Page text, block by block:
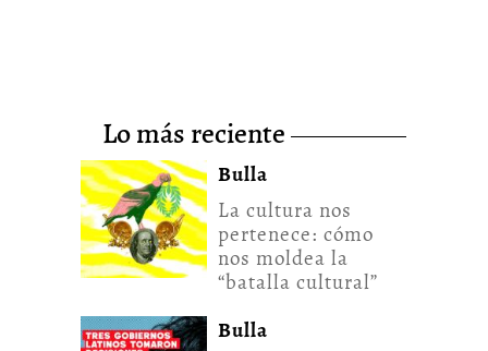
lo más reciente
Bulla
La cultura nos
pertenece: cómo
nos moldea la
“batalla cultural”
Bulla